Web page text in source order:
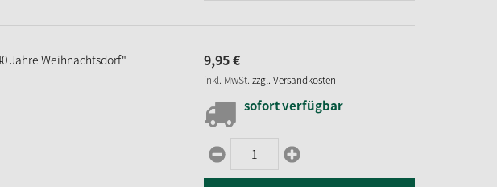
Jahre Weihnachtsdorf" 9,95€
inkl. MwSt. zzgl. Versandkosten
sofort verfügbar